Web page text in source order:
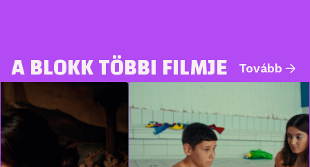
A BLOKK TÖBBI FILMJE Tovább